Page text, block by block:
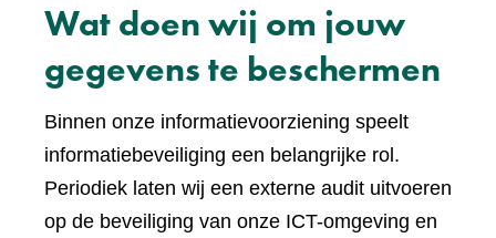
Wat doen wij om jouw
gegevens te beschermen
Binnen onze informatievoorziening speelt
informatiebeveiliging een belangrijke rol.
Periodiek laten wij een externe audit uitvoeren
op de beveiliging van onze ICT-omgeving en